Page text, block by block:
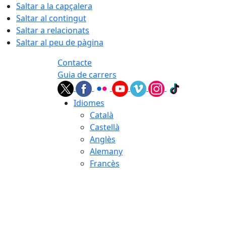
Saltar a la capçalera
Saltar al contingut
Saltar a relacionats
Saltar al peu de pàgina
Contacte
Guia de carrers
Idiomes
Català
Castellà
Anglès
Alemany
Francès